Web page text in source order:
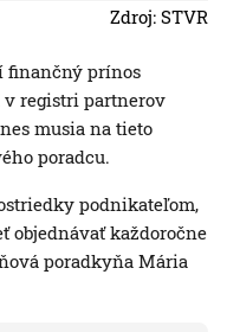
Zdroj: STVR
finančný prínos
registri partnerov
musia na tieto
poradcu.
podnikateľom,
objednávať každoročne
poradkyňa Mária